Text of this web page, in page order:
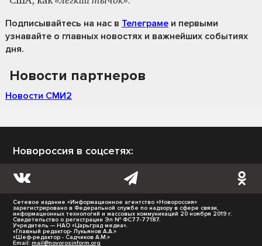
Подписывайтесь на нас в Телеграме и первыми
узнавайте о главных новостях и важнейших событиях
дня.
Новости партнеров
Новости СМИ2
Новороссия в соцсетях:
Сетевое издание «Информационное агентство «Новороссия»
зарегистрировано в Федеральной службе по надзору в сфере связи,
информационных технологий и массовых коммуникаций 20 ноября 2019 г.
Свидетельство о регистрации Эл № ФС77-77187.
Учредитель — НАО «Царьград медиа».
«Главный редактор- Лукьянов А.А.»
«Шеф-редактор - Садчиков А.М.»
Email: mail@novorosinform.org